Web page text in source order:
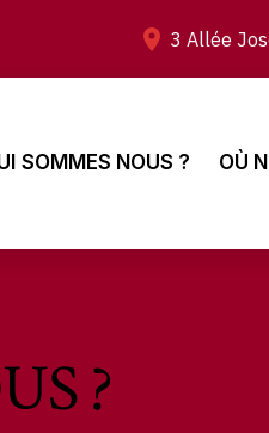
3 Allée
SOMMES NOUS ? OÙ
?